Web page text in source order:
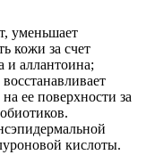
уменьшает
кожи за счет
и аллантоина;
ее поверхности за
кислоты.